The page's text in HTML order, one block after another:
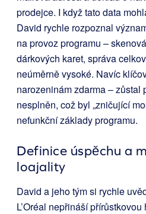
prodejce. I když tato data
David rychle rozpoznal
na provoz programu –
dárkových karet, správa
neúměrně vysoké. Navíc
narozeninám zdarma – zůstal
nesplněn, což byl „zničující
nefunkční základy programu.
Definice úspěchu a
loajality
David a jeho tým si rychle
L’Oréal nepřináší